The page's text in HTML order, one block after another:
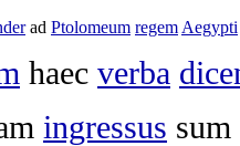
ad Ptolomeum regem Aegypti
haec verba
ingressus sum